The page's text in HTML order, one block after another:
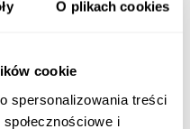
O plikach cookies
cookie
spersonalizowania treści
i